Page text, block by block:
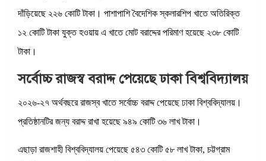
দাঁড়িয়েছে ২২৬ কোটি টাকা। পাশাপাশি বৈদেশিক স্কলারশিপ খাতে অতিরিক্ত
১২ কোটি টাকা যুক্ত হওয়ায় এ খাতে মোট বরাদ্দের পরিমাণ হয়েছে ২৩৮ কোটি
টাকা।
সর্বোচ্চ রাজস্ব বরাদ্দ পেয়েছে ঢাকা বিশ্ববিদ্যালয়
২০২৬-২৭ অর্থবছরে রাজস্ব খাতে সর্বোচ্চ বরাদ্দ পেয়েছে ঢাকা বিশ্ববিদ্যালয়।
প্রতিষ্ঠানটির জন্য বরাদ্দ রাখা হয়েছে ৯৪৯ কোটি ৩৬ লাখ টাকা।
এছাড়া রাজশাহী বিশ্ববিদ্যালয় পেয়েছে ৫৪৩ কোটি ৫৮ লাখ টাকা, চট্টগ্রাম